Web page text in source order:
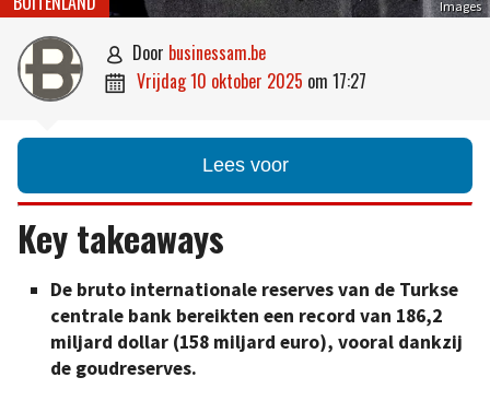
Images
 door businessam.be
 vrijdag 10 oktober 2025 om 17:27
Lees voor
Key takeaways
De bruto internationale reserves van de Turkse
centrale bank bereikten een record van 186,2
miljard dollar (158 miljard euro), vooral dankzij
de goudreserves.